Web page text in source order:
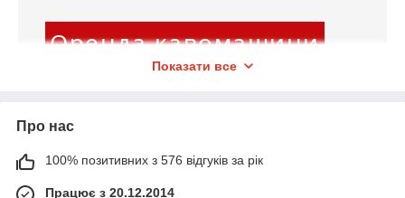
Оренда кавомашини
сервісом! Підберіть відповідну модель
без великих витрат на покупку
техніки.
Показати все
Про нас
100% позитивних з 576 відгуків за рік
Працює з 20.12.2014